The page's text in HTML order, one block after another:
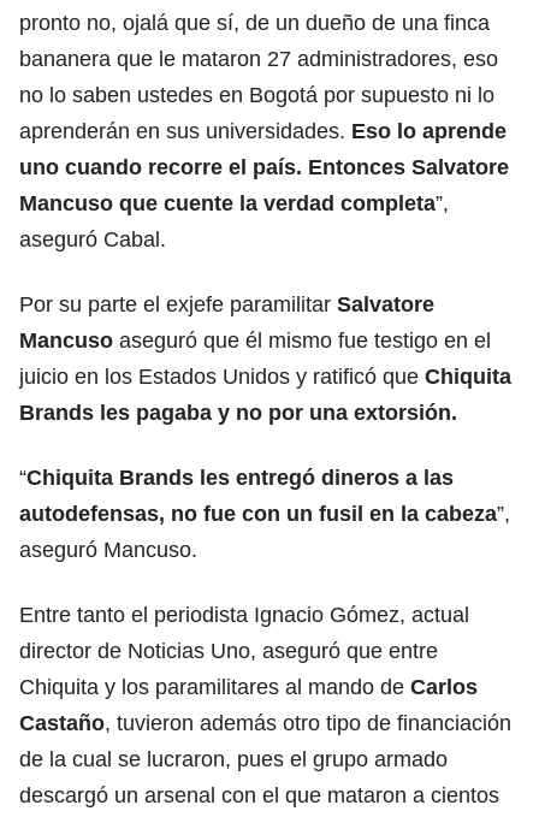
pronto no, ojalá que sí, de un dueño de una finca
bananera que le mataron 27 administradores, eso
no lo saben ustedes en Bogotá por supuesto ni lo
aprenderán en sus universidades. Eso lo aprende
uno cuando recorre el país. Entonces Salvatore
Mancuso que cuente la verdad completa”,
aseguró Cabal.
Por su parte el exjefe paramilitar Salvatore
Mancuso aseguró que él mismo fue testigo en el
juicio en los Estados Unidos y ratificó que Chiquita
Brands les pagaba y no por una extorsión.
“Chiquita Brands les entregó dineros a las
autodefensas, no fue con un fusil en la cabeza”,
aseguró Mancuso.
Entre tanto el periodista Ignacio Gómez, actual
director de Noticias Uno, aseguró que entre
Chiquita y los paramilitares al mando de Carlos
Castaño, tuvieron además otro tipo de financiación
de la cual se lucraron, pues el grupo armado
descargó un arsenal con el que mataron a cientos